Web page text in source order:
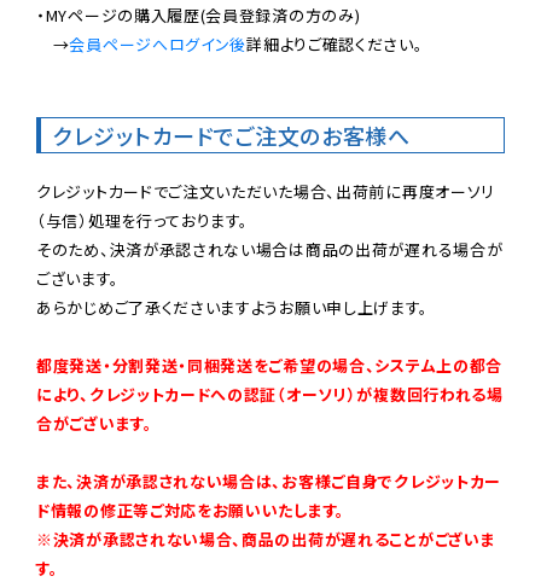
・MYページの購入履歴(会員登録済の方のみ)
→会員ページへログイン後詳細よりご確認ください。
クレジットカードでご注文のお客様へ
クレジットカードでご注文いただいた場合、出荷前に再度オーソリ
（与信）処理を行っております。
そのため、決済が承認されない場合は商品の出荷が遅れる場合が
ございます。
あらかじめご了承くださいますようお願い申し上げます。
都度発送・分割発送・同梱発送をご希望の場合、システム上の都合
により、クレジットカードへの認証（オーソリ）が複数回行われる場
合がございます。
また、決済が承認されない場合は、お客様ご自身でクレジットカー
ド情報の修正等ご対応をお願いいたします。
※決済が承認されない場合、商品の出荷が遅れることがございま
す。